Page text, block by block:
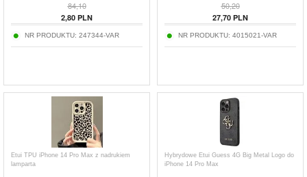
84,10
2,80 PLN
NR PRODUKTU: 247344-VAR
50,20
27,70 PLN
NR PRODUKTU: 4015021-VAR
Etui TPU iPhone 14 Pro Max z nadrukiem
lamparta
Hybrydowe Etui Guess 4G Big Metal Logo do
iPhone 14 Pro Max